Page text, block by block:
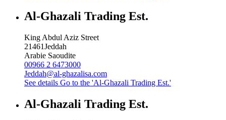
Al-Ghazali Trading Est.
King Abdul Aziz Street
21461Jeddah
Arabie Saoudite
00966 2 6473000
Jeddah@al-ghazalisa.com
See details Go to the 'Al-Ghazali Trading Est.'
Al-Ghazali Trading Est.